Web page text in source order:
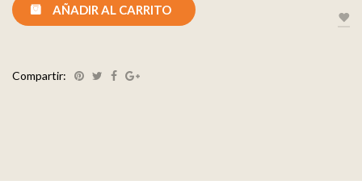
AÑADIR AL CARRITO
Compartir: